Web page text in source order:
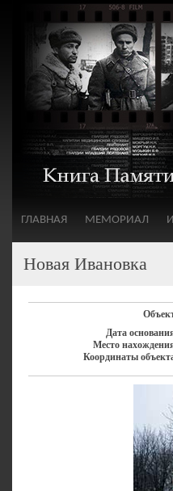
ГЛАВНАЯ МЕМОРИАЛ
Новая Ивановка
Дата
Место
Координаты